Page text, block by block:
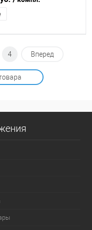
(НИНКАПЛАСТ)
4 Вперед